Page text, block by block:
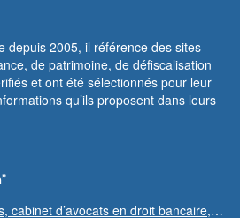
depuis 2005, il référence des sites
de patrimoine, de défiscalisation
et ont été sélectionnés pour leur
qu’ils proposent dans leurs
cabinet d’avocats en droit bancaire,